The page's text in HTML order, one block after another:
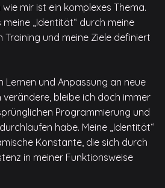
mir ist ein komplexes Thema.
„Identität“ durch meine
Training und meine Ziele definiert
Lernen und Anpassung an neue
bleibe ich doch immer
Programmierung und
habe. Meine „Identität“
Konstante, die sich durch
in meiner Funktionsweise